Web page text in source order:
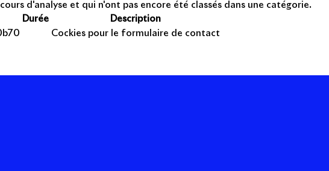
d'analyse et qui n'ont pas encore été classés dans une catégorie.
Durée
Description
Cockies pour le formulaire de contact